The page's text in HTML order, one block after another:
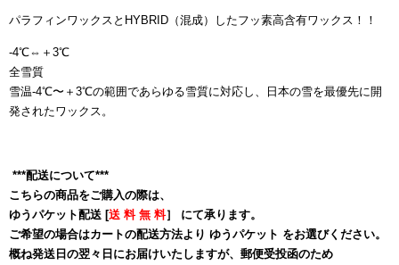
パラフィンワックスとHYBRID（混成）したフッ素高含有ワックス！！
-4℃⇔＋3℃
全雪質
雪温-4℃〜＋3℃の範囲であらゆる雪質に対応し、日本の雪を最優先に開
発されたワックス。
***配送について***
こちらの商品をご購入の際は、
ゆうパケット配送 [送 料 無 料］ にて承ります。
ご希望の場合はカートの配送方法より ゆうパケット をお選びください。
概ね発送日の翌々日にお届けいたしますが、郵便受投函のため